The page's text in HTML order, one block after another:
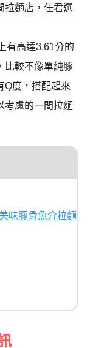
拉麵店，任君選
有高達3.61分的
比較不像單純豚
Q度，搭配起來
考慮的一間拉麵
味豚骨魚介拉麵